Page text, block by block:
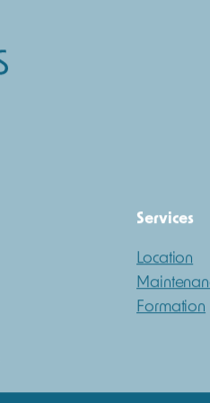
Services
Location
Formation